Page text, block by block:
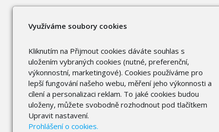
Využíváme soubory cookies
Kliknutím na Přijmout cookies dáváte souhlas s
uložením vybraných cookies (nutné, preferenční,
výkonnostní, marketingové). Cookies používáme pro
lepší fungování našeho webu, měření jeho výkonnosti a
cílení a personalizaci reklam. To jaké cookies budou
uloženy, můžete svobodně rozhodnout pod tlačítkem
Upravit nastavení.
Prohlášení o cookies.